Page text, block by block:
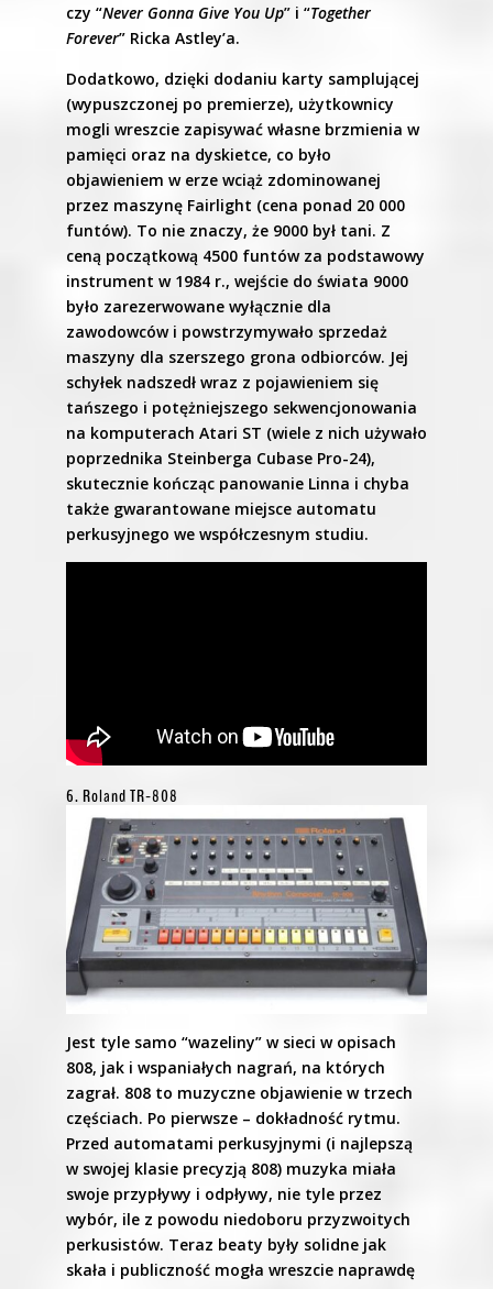
czy “Never Gonna Give You Up” i “Together
Forever” Ricka Astley’a.
Dodatkowo, dzięki dodaniu karty samplującej
(wypuszczonej po premierze), użytkownicy
mogli wreszcie zapisywać własne brzmienia w
pamięci oraz na dyskietce, co było
objawieniem w erze wciąż zdominowanej
przez maszynę Fairlight (cena ponad 20 000
funtów). To nie znaczy, że 9000 był tani. Z
ceną początkową 4500 funtów za podstawowy
instrument w 1984 r., wejście do świata 9000
było zarezerwowane wyłącznie dla
zawodowców i powstrzymywało sprzedaż
maszyny dla szerszego grona odbiorców. Jej
schyłek nadszedł wraz z pojawieniem się
tańszego i potężniejszego sekwencjonowania
na komputerach Atari ST (wiele z nich używało
poprzednika Steinberga Cubase Pro-24),
skutecznie kończąc panowanie Linna i chyba
także gwarantowane miejsce automatu
perkusyjnego we współczesnym studiu.
6. Roland TR-808
Jest tyle samo “wazeliny” w sieci w opisach
808, jak i wspaniałych nagrań, na których
zagrał. 808 to muzyczne objawienie w trzech
częściach. Po pierwsze – dokładność rytmu.
Przed automatami perkusyjnymi (i najlepszą
w swojej klasie precyzją 808) muzyka miała
swoje przypływy i odpływy, nie tyle przez
wybór, ile z powodu niedoboru przyzwoitych
perkusistów. Teraz beaty były solidne jak
skała i publiczność mogła wreszcie naprawdę